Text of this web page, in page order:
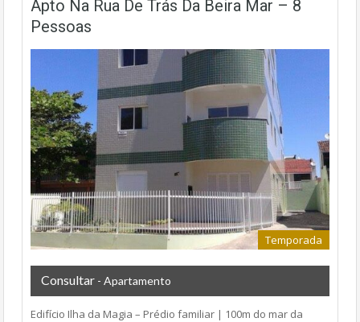
Apto Na Rua De Trás Da Beira Mar – 8
Pessoas
Temporada
Consultar - Apartamento
Edifício Ilha da Magia – Prédio familiar | 100m do mar da